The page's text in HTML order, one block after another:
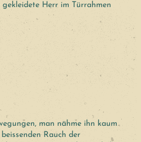
gekleidete Herr im Türrahmen
man nähme ihn kaum
Rauch der